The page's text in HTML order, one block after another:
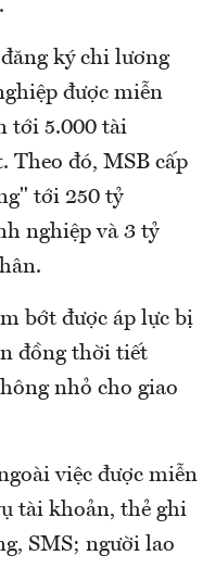
ký chi lương
được miễn
tới 5.000 tài
Theo đó, MSB cấp
tới 250 tỷ
nghiệp và 3 tỷ
bớt được áp lực bị
đồng thời tiết
nhỏ cho giao
việc được miễn
tài khoản, thẻ ghi
SMS; người lao